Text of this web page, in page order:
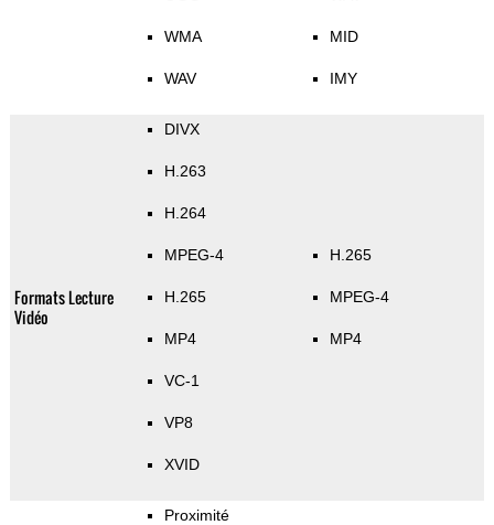
WMA
WAV
MID
IMY
Formats Lecture
Vidéo
DIVX
H.263
H.264
MPEG-4
H.265
MP4
VC-1
VP8
XVID
H.265
MPEG-4
MP4
Proximité